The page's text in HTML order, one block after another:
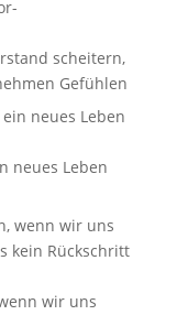
scheitern,
Gefühlen
neues Leben
wir uns